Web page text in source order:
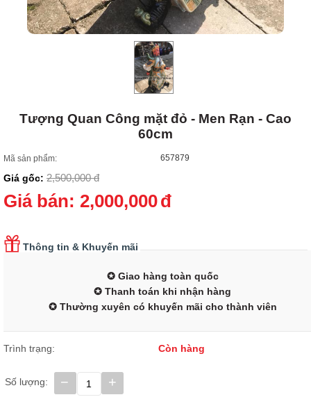
Tượng Quan Công mặt đỏ - Men Rạn - Cao
60cm
Mã sản phẩm: 657879
Giá gốc: 2,500,000 đ
Giá bán: 2,000,000đ
Thông tin & Khuyến mãi
✪ Giao hàng toàn quốc
✪ Thanh toán khi nhận hàng
✪ Thường xuyên có khuyến mãi cho thành viên
Trình trạng: Còn hàng
Số lượng: +
−